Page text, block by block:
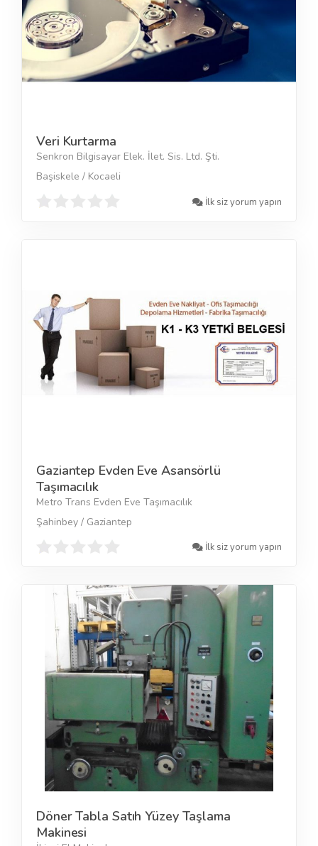
Veri Kurtarma
Senkron Bilgisayar Elek. İlet. Sis. Ltd. Şti.
Başiskele / Kocaeli
İlk siz yorum yapın
Gaziantep Evden Eve Asansörlü
Taşımacılık
Metro Trans Evden Eve Taşımacılık
Şahinbey / Gaziantep
İlk siz yorum yapın
Döner Tabla Satıh Yüzey Taşlama
Makinesi